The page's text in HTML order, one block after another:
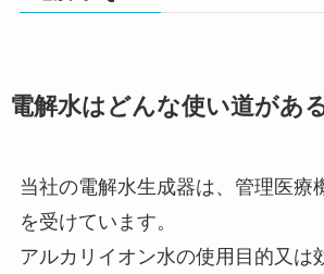
電解水はどんな使い道があ
当社の電解水生成器は、管理医療
を受けています。
アルカリイオン水の使用目的又は